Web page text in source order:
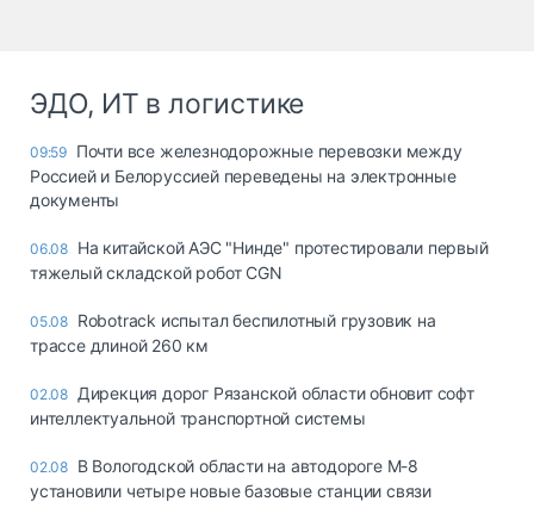
ЭДО, ИТ в логистике
09:59 Почти все железнодорожные перевозки между
Россией и Белоруссией переведены на электронные
документы
06.08 На китайской АЭС "Нинде" протестировали первый
тяжелый складской робот CGN
05.08 Robotrack испытал беспилотный грузовик на
трассе длиной 260 км
02.08 Дирекция дорог Рязанской области обновит софт
интеллектуальной транспортной системы
02.08 В Вологодской области на автодороге М-8
установили четыре новые базовые станции связи